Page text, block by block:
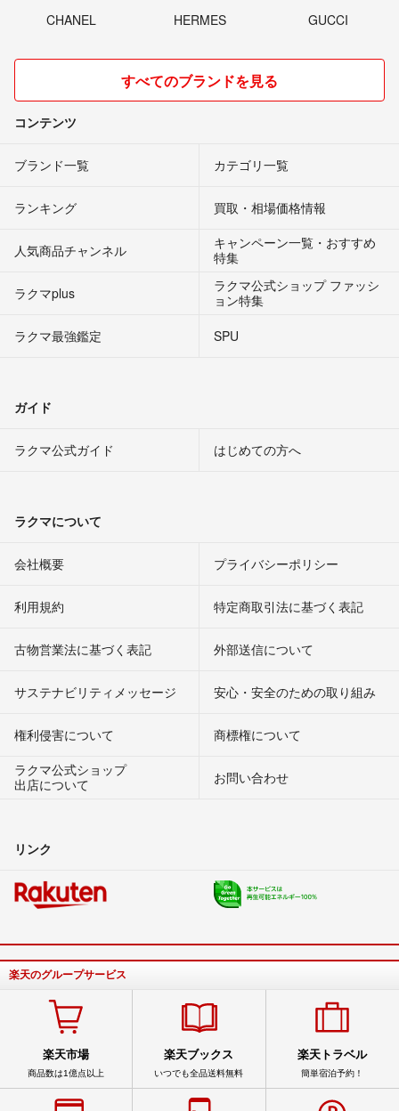
CHANEL HERMES GUCCI
すべてのブランドを見る
コンテンツ
ブランド一覧 カテゴリ一覧
ランキング 買取・相場価格情報
人気商品チャンネル
キャンペーン一覧・おすすめ
特集
ラクマplus
ラクマ公式ショップ ファッシ
ョン特集
ラクマ最強鑑定
SPU
ガイド
ラクマ公式ガイド はじめての方へ
ラクマについて
会社概要 プライバシーポリシー
利用規約 特定商取引法に基づく表記
古物営業法に基づく表記 外部送信について
サステナビリティメッセージ 安心・安全のための取り組み
権利侵害について
商標権について
ラクマ公式ショップ
出店について
お問い合わせ
リンク
楽天のグループサービス
楽天市場
商品数は1億点以上
楽天ブックス
いつでも全品送料無料
楽天トラベル
簡単宿泊予約！